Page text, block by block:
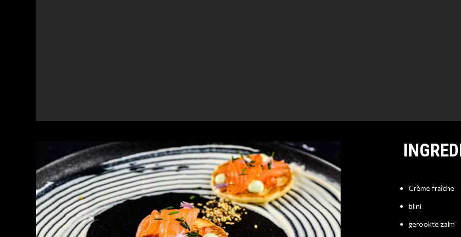
Crème fraîche
blini
gerookte zalm